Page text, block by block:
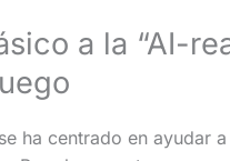
a la “AI-
ha centrado en ayudar